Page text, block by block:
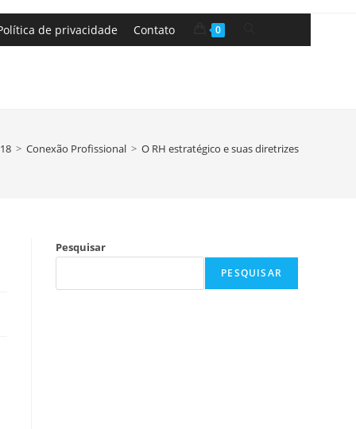
de privacidade Contato 0
18 > Conexão Profissional > O RH estratégico e suas diretrizes
Pesquisar
PESQUISAR